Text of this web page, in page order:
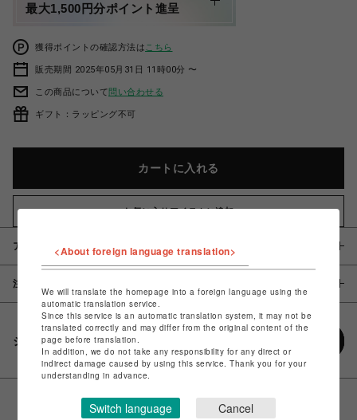
最大1,500円分ポイント進呈
獲得ポイントの確認方法は こちら
販売期間 2025年05月31日 11時00分 〜
この商品について問い合わせる
ギフト：ラッピング不可
カートに入れる
お気に入りアイテムに追加
アイテム説明 / 素材
注意事項
シェアする
<About foreign language translation>
We will translate the homepage into a foreign language using the
automatic translation service.
Since this service is an automatic translation system, it may not be
translated correctly and may differ from the original content of the
page before translation.
In addition, we do not take any responsibility for any direct or
indirect damage caused by using this service. Thank you for your
understanding in advance.
Switch language Cancel